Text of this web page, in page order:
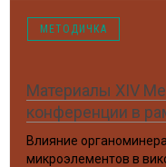
МЕТОДИЧКА
Материалы XIV
конференции в
Влияние
микроэлементов в